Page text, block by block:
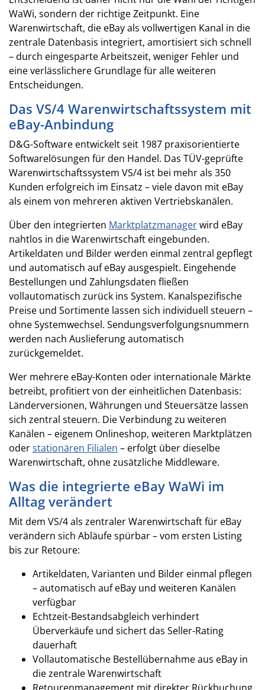
WaWi, sondern der richtige Zeitpunkt. Eine
Warenwirtschaft, die eBay als vollwertigen Kanal in die
zentrale Datenbasis integriert, amortisiert sich schnell
– durch eingesparte Arbeitszeit, weniger Fehler und
eine verlässlichere Grundlage für alle weiteren
Entscheidungen.
Das VS/4 Warenwirtschaftssystem mit
eBay-Anbindung
D&G-Software entwickelt seit 1987 praxisorientierte
Softwarelösungen für den Handel. Das TÜV-geprüfte
Warenwirtschaftssystem VS/4 ist bei mehr als 350
Kunden erfolgreich im Einsatz – viele davon mit eBay
als einem von mehreren aktiven Vertriebskanälen.
Über den integrierten Marktplatzmanagerwird eBay
nahtlos in die Warenwirtschaft eingebunden.
Artikeldaten und Bilder werden einmal zentral gepflegt
und automatisch auf eBay ausgespielt. Eingehende
Bestellungen und Zahlungsdaten fließen
vollautomatisch zurück ins System. Kanalspezifische
Preise und Sortimente lassen sich individuell steuern –
ohne Systemwechsel. Sendungsverfolgungsnummern
werden nach Auslieferung automatisch
zurückgemeldet.
Wer mehrere eBay-Konten oder internationale Märkte
betreibt, profitiert von der einheitlichen Datenbasis:
Länderversionen, Währungen und Steuersätze lassen
sich zentral steuern. Die Verbindung zu weiteren
Kanälen – eigenem Onlineshop, weiteren Marktplätzen
oderstationären Filialen – erfolgt über dieselbe
Warenwirtschaft, ohne zusätzliche Middleware.
Was die integrierte eBay WaWi im
Alltag verändert
Mit dem VS/4 als zentraler Warenwirtschaft für eBay
verändern sich Abläufe spürbar – vom ersten Listing
bis zur Retoure:
Artikeldaten, Varianten und Bilder einmal pflegen
– automatisch auf eBay und weiteren Kanälen
verfügbar
Echtzeit-Bestandsabgleich verhindert
Überverkäufe und sichert das Seller-Rating
dauerhaft
Vollautomatische Bestellübernahme aus eBay in
die zentrale Warenwirtschaft
Retourenmanagement mit direkter Rückbuchung